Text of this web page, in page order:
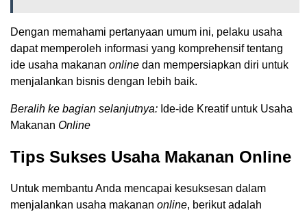
Dengan memahami pertanyaan umum ini, pelaku usaha
dapat memperoleh informasi yang komprehensif tentang
ide usaha makanan online dan mempersiapkan diri untuk
menjalankan bisnis dengan lebih baik.
Beralih ke bagian selanjutnya: Ide-ide Kreatif untuk Usaha
Makanan Online
Tips Sukses Usaha Makanan Online
Untuk membantu Anda mencapai kesuksesan dalam
menjalankan usaha makanan online, berikut adalah